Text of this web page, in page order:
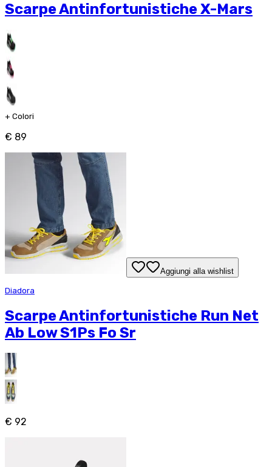
Scarpe Antinfortunistiche X-Mars
+ Colori
€ 89
Aggiungi alla wishlist
Diadora
Scarpe Antinfortunistiche Run Net
Ab Low S1Ps Fo Sr
€ 92